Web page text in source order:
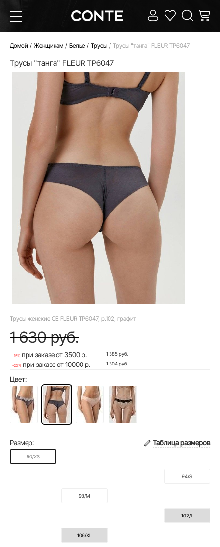
Домой Женщинам Белье Трусы Трусы "танга" FLEUR TP6047
Трусы "танга" FLEUR TP6047
Трусы женские CE FLEUR TP6047, р.102, графит
1 630 руб.
-15% при заказе от 3500 р. 1 385 руб.
-20% при заказе от 10000 р. 1 304 руб.
Цвет:
Размер: Таблица размеров
90/XS
94/S
98/M
102/L
106/XL